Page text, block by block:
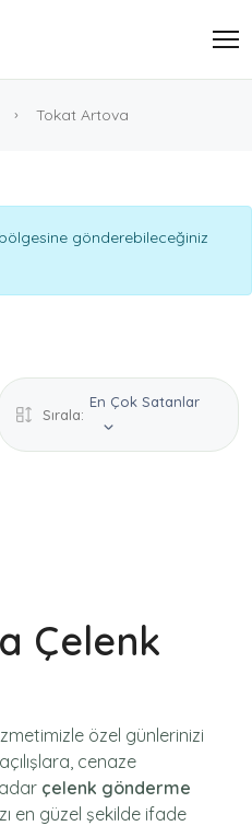
Tokat Artova
bölgesine gönderebileceğiniz
Sırala:
En Çok Satanlar
Çelenk
özel günlerinizi
cenaze
çelenk gönderme
en güzel şekilde ifade